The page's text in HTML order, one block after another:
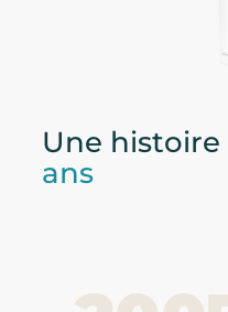
Une histoire
ans